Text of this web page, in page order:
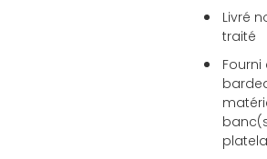
Livré
traité